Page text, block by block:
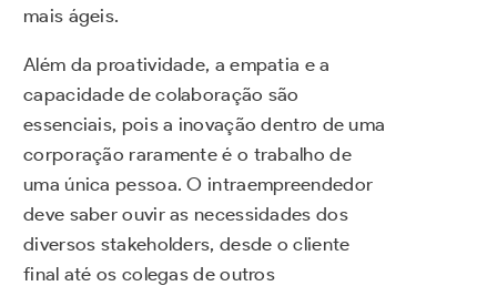
mais ágeis.
Além da proatividade, a empatia e a
capacidade de colaboração são
essenciais, pois a inovação dentro de uma
corporação raramente é o trabalho de
uma única pessoa. O intraempreendedor
deve saber ouvir as necessidades dos
diversos stakeholders, desde o cliente
final até os colegas de outros